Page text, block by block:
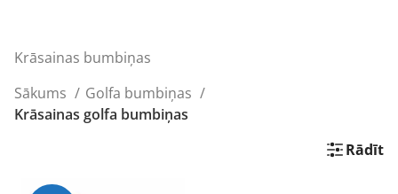
Krāsainas bumbiņas
Sākums
Golfa bumbiņas
Krāsainas golfa bumbiņas
Rādīt